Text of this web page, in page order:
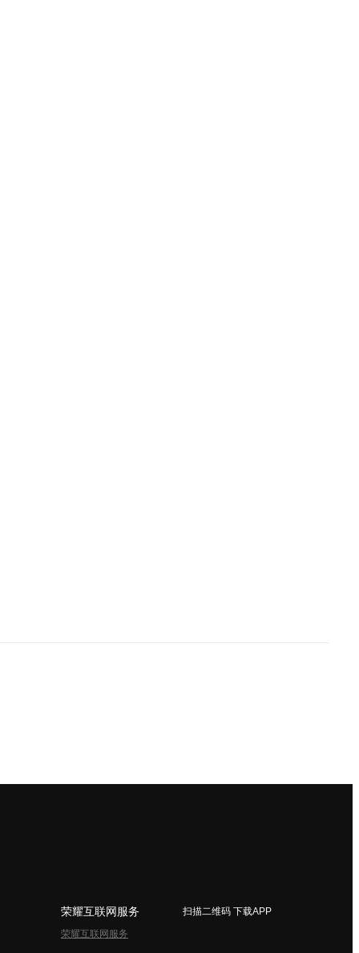
荣耀互联网服务
荣耀互联网服务
扫描二维码 下载APP